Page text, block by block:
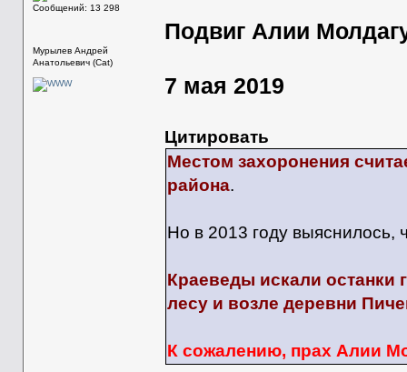
Сообщений: 13 298
Мурылев Андрей
Анатольевич (Cat)
Подвиг Алии
7 мая 2019
Цитировать
Местом захоронения
района.
Но в 2013 году выяснилось,
Краеведы искали останки
лесу и возле деревни
К сожалению, прах Алии